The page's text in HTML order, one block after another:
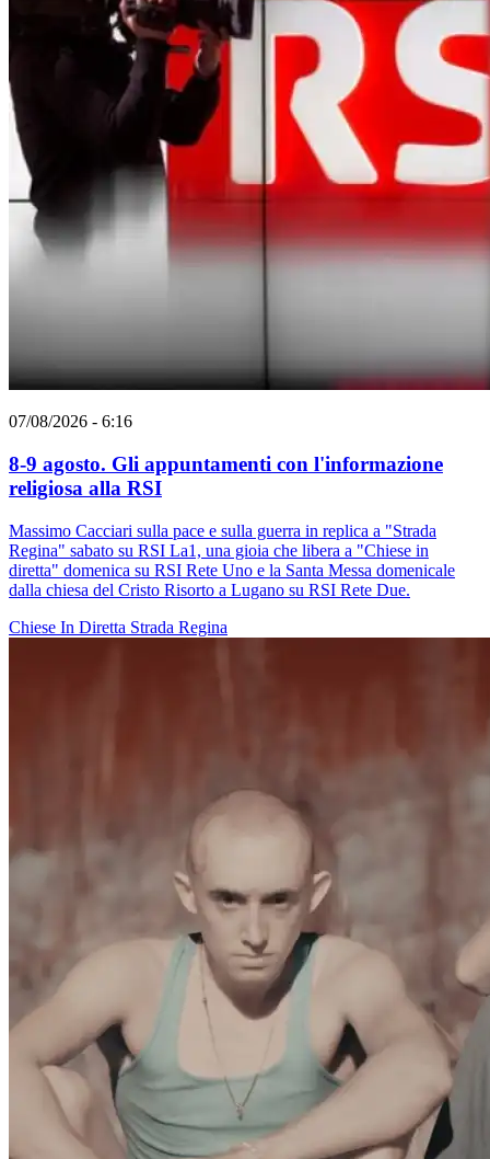
07/08/2026 - 6:16
8-9 agosto. Gli appuntamenti con l'informazione
religiosa alla RSI
Massimo Cacciari sulla pace e sulla guerra in replica a "Strada
Regina" sabato su RSI La1, una gioia che libera a "Chiese in
diretta" domenica su RSI Rete Uno e la Santa Messa domenicale
dalla chiesa del Cristo Risorto a Lugano su RSI Rete Due.
Chiese In Diretta Strada Regina